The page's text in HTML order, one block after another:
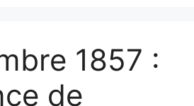
1857 :
de